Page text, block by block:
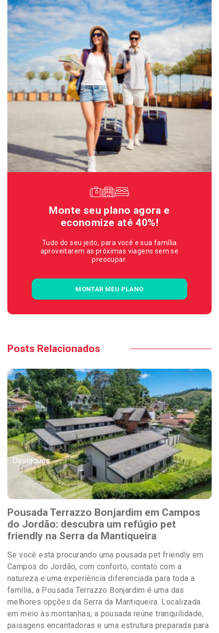
Monte seu plano agora e
economize até 40%!
Tudo do seu jeito, para você e sua família
aproveitarem as próximas viagens sem se
preocupar.
MONTAR MEU PLANO
Posts Relacionados
Destaques
Pousada Terrazzo Bonjardim em Campos
do Jordão: descubra um refúgio pet
friendly na Serra da Mantiqueira
Se você está procurando uma pousada pet friendly em
Campos do Jordão, com conforto, contato com a
natureza e uma experiência diferenciada para toda a
família, a Pousada Terrazzo Bonjardim é uma das
melhores opções da Serra da Mantiqueira. Localizada
em meio às montanhas, a pousada reúne tranquilidade,
paisagens encantadoras e uma estrutura preparada para